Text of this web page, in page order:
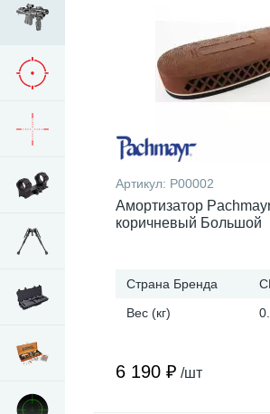
Артикул: P00002
Амортизатор
коричневый Большой
Страна Бренда
Вес (кг)
6 190 ₽ /шт